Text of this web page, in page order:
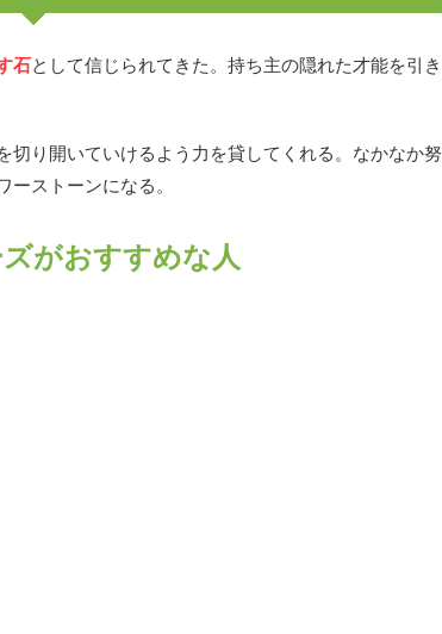
石として信じられてきた。持ち主の隠れた才能を引き
り開いていけるよう力を貸してくれる。なかなか努
ストーンになる。
がおすすめな人